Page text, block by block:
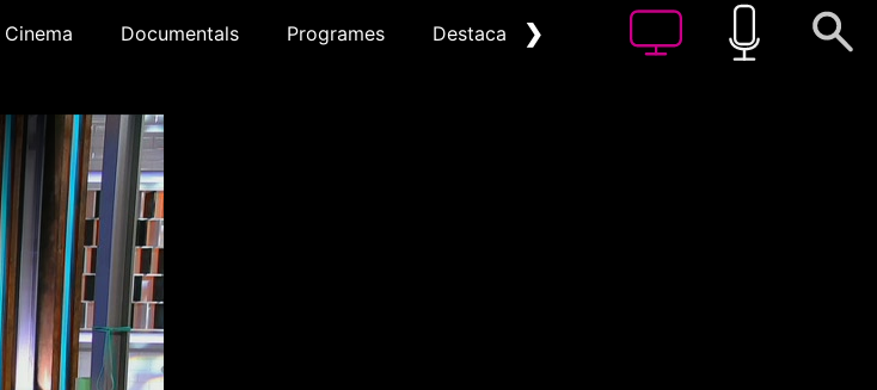
Cinema Documentals Programes Destacat ❯